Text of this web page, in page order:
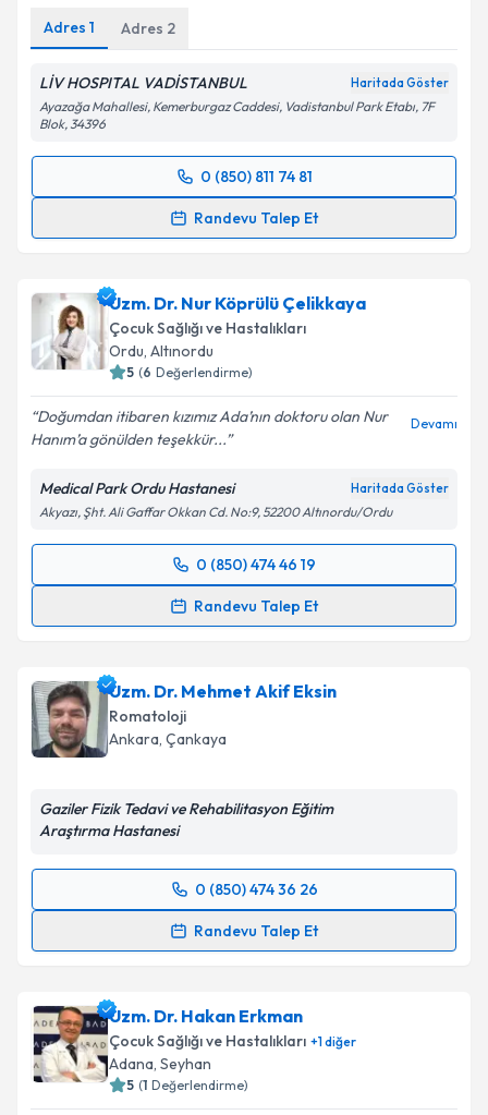
Adres 1 Adres 2
LİV HOSPITAL VADİSTANBUL Haritada Göster
Ayazağa Mahallesi, Kemerburgaz Caddesi, Vadistanbul Park Etabı, 7F
Blok, 34396
0 (850) 811 74 81
Randevu Talep Et
Randevu Takvimi Talebi
takvim hazırlandığında e-posta ile bilgilendireceğiz.
E-posta Adresiniz
Kişisel verilerimin işlenmesine ilişkin
kapsamda işlenmesini kabul ediyorum.
Takvim Talebini Gönder
Uzm. Dr. Nur Köprülü Çelikkaya
Çocuk Sağlığı ve Hastalıkları
Ordu, Altınordu
5 (6 Değerlendirme)
Doğumdan itibaren kızımız Ada’nın doktoru olan Nur
Hanım’a gönülden teşekkür...
Devamı
Medical Park Ordu Hastanesi Haritada Göster
Akyazı, Şht. Ali Gaffar Okkan Cd. No:9, 52200 Altınordu/Ordu
0 (850) 474 46 19
Randevu Talep Et
Randevu Takvimi Talebi
almanız için bir takvim hazırlandığında e-posta ile
bilgilendireceğiz.
E-posta Adresiniz
Kişisel verilerimin işlenmesine ilişkinAydınlatma
'ni okudum ve kişisel verilerimin belirtilen
kapsamda işlenmesini kabul ediyorum.
Uzm. Dr. Mehmet Akif Eksin
Romatoloji
Ankara, Çankaya
Gaziler Fizik Tedavi ve Rehabilitasyon Eğitim
Araştırma Hastanesi
0 (850) 474 36 26
Randevu Talep Et
Randevu Takvimi Talebi
için bir takvim hazırlandığında e-posta ile
bilgilendireceğiz.
E-posta Adresiniz
Uzm. Dr. Hakan Erkman
Çocuk Sağlığı ve Hastalıkları +1diğer
Adana, Seyhan
5 (1 Değerlendirme)